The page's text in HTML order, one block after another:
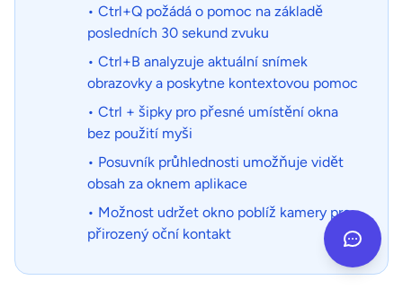
• Ctrl+Q požádá o pomoc na základě
posledních 30 sekund zvuku
• Ctrl+B analyzuje aktuální snímek
obrazovky a poskytne kontextovou pomoc
• Ctrl + šipky pro přesné umístění okna
bez použití myši
• Posuvník průhlednosti umožňuje vidět
obsah za oknem aplikace
• Možnost udržet okno poblíž kamery pro
přirozený oční kontakt